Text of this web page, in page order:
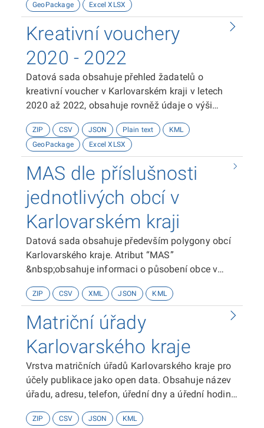
Souřadnicový systém je použit WGS
centrum Karlovarského kraje, p.o.
GeoPackage
Excel XLSX
Kreativní vouchery
2020 - 2022
Datová sada obsahuje přehled žadatelů o
kreativní voucher v Karlovarském kraji v letech
2020 až 2022, obsahuje rovněž údaje o výši
další podrobnosti o projektech žadatelů.
Souřadnicový systém je použit WGS
centrum Karlovarského kraje, p.o.
ZIP CSV JSON Plain text
KML
GeoPackage
Excel XLSX
MAS dle příslušnosti
jednotlivých obcí v
Karlovarském kraji
Datová sada obsahuje především polygony obcí
Karlovarského kraje. Atribut “MAS”
&nbsp;obsahuje informaci o působení obce v
Ústeckého a Plzeňského kraje, které jsou
polygonová, v souřadnicovém systému S-
JTSK.&nbsp;
ZIP CSV XML JSON KML
Matriční úřady
Karlovarského kraje
Vrstva matričních úřadů Karlovarského kraje pro
účely publikace jako open data. Obsahuje název
úřadu, adresu, telefon, úřední dny a úřední hodiny,
a souřadnicové umístění matričního úřadu.
ZIP CSV JSON KML